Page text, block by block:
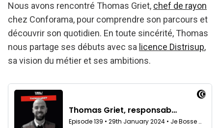
Nous avons rencontré Thomas Griet, chef de rayon
chez Conforama, pour comprendre son parcours et
découvrir son quotidien. En toute sincérité, Thomas
nous partage ses débuts avec sa licence Distrisup,
sa vision du métier et ses ambitions.